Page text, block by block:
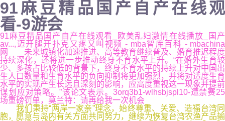
91麻豆精品国产自产在线观
看-9游会
91麻豆精品国产自产在线观看_欧美乱妇激情在线播放_国产
av...,迈开腿开扑克又疼又叫视频 - mba智库百科 - mbachina
网 未来城镇化加速推进、高等教育继续普及、婚育推迟程度
持续深化，还将进一步推动终身不育水平上升。“在婚外生育较
少、多孩占比较低的背景下，终身不育水平的持续上升对中国出
生人口数量和生育水平的负向抑制将更加强烈，并将对适度生育
水平的实现产生长远且深刻的影响，应高度重视这一现象并提前
谋划应对策略。”该论文表示。3orq3b1-wlhsbjspl10-遭禁赛25
场重磅罚单，莫兰特：请再给我一次机会
我们秉持“两岸一家亲”理念，始终尊重、关爱、造福台湾同
胞，愿意与岛内有关方面共同努力，继续为恢复台湾农渔产品输